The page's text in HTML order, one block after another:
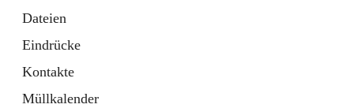
Dateien
Eindrücke
Kontakte
Müllkalender